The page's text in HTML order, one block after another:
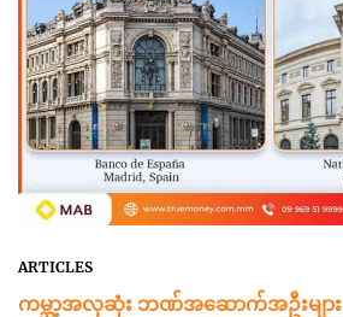
ARTICLES
ကမ္ဘာ့အလှဆုံး ဘဏ်အဆောက်အဦးများ